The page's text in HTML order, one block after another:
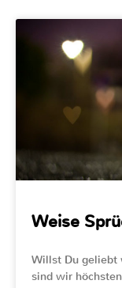
Weise
Willst Du geliebt
sind wir